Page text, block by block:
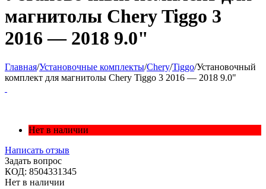
магнитолы Chery Tiggo 3
2016 — 2018 9.0"
Главная/Установочные комплекты/Chery/Tiggo/Установочный
комплект для магнитолы Chery Tiggo 3 2016 — 2018 9.0"
Нет в наличии
Написать отзыв
Задать вопрос
КОД: 8504331345
Нет в наличии